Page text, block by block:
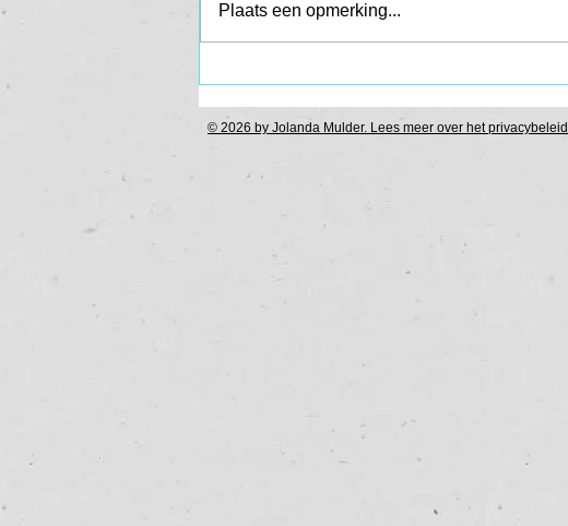
Plaats een opmerking...
© 2026 by Jolanda Mulder. Lees meer over hetprivacybeleid